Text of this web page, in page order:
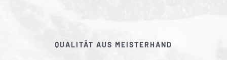
QUALITÄT AUS MEISTERHAND